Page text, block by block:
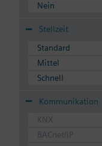
Nein
Stellzeit
Standard
Mittel
Schnell
Kommunikation
KNX
BACnet/IP